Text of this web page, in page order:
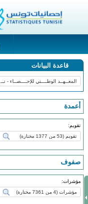
قاعدة البيانات
أعمدة
تقويم:
صفوف
مؤشرات: